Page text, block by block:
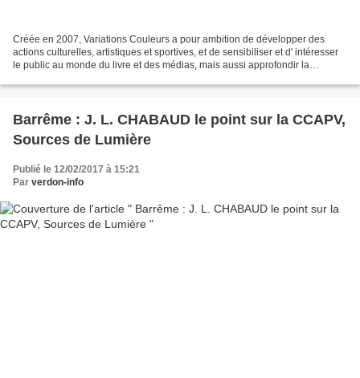
Créée en 2007, Variations Couleurs a pour ambition de développer des
actions culturelles, artistiques et sportives, et de sensibiliser et d' intéresser
le public au monde du livre et des médias, mais aussi approfondir la
Barrême : J. L. CHABAUD le point sur la CCAPV,
Sources de Lumière
Publié le 12/02/2017 à 15:21
Par verdon-info